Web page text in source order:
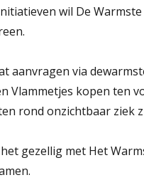
wil De
aanvragen via
Vlammetjes kopen ten
rond onzichtbaar ziek
gezellig met Het